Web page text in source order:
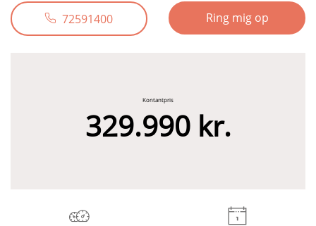
72591400 Ring mig op
Kontantpris
329.990 kr.